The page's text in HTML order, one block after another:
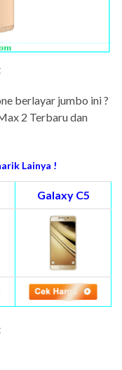
berlayar jumbo ini ?
2 Terbaru dan
Lainya !
Galaxy C5